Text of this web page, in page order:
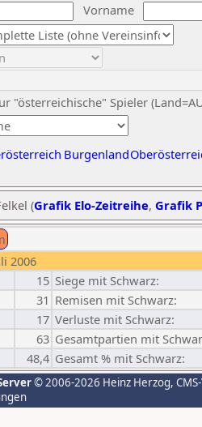
Vorname
"österreichische" Spieler
Burgenland
(Grafik Elo-Zeitreihe, Grafik
2006
15 Siege mit Schwarz:
31 Remisen mit Schwarz:
17 Verluste mit Schwarz:
63 Gesamtpartien mit
48,4 Gesamt % mit Schwarz:
© 2006-2026 Heinz Herzog,